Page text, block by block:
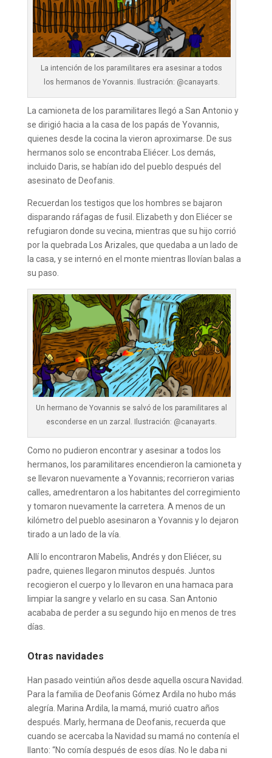
La intención de los paramilitares era asesinar a todos
los hermanos de Yovannis. Ilustración: @canayarts.
La camioneta de los paramilitares llegó a San Antonio y
se dirigió hacia a la casa de los papás de Yovannis,
quienes desde la cocina la vieron aproximarse. De sus
hermanos solo se encontraba Eliécer. Los demás,
incluido Daris, se habían ido del pueblo después del
asesinato de Deofanis.
Recuerdan los testigos que los hombres se bajaron
disparando ráfagas de fusil. Elizabeth y don Eliécer se
refugiaron donde su vecina, mientras que su hijo corrió
por la quebrada Los Arizales, que quedaba a un lado de
la casa, y se internó en el monte mientras llovían balas a
su paso.
Un hermano de Yovannis se salvó de los paramilitares al
esconderse en un zarzal. Ilustración: @canayarts.
Como no pudieron encontrar y asesinar a todos los
hermanos, los paramilitares encendieron la camioneta y
se llevaron nuevamente a Yovannis; recorrieron varias
calles, amedrentaron a los habitantes del corregimiento
y tomaron nuevamente la carretera. A menos de un
kilómetro del pueblo asesinaron a Yovannis y lo dejaron
tirado a un lado de la vía.
Allí lo encontraron Mabelis, Andrés y don Eliécer, su
padre, quienes llegaron minutos después. Juntos
recogieron el cuerpo y lo llevaron en una hamaca para
limpiar la sangre y velarlo en su casa. San Antonio
acababa de perder a su segundo hijo en menos de tres
días.
Otras navidades
Han pasado veintiún años desde aquella oscura Navidad.
Para la familia de Deofanis Gómez Ardila no hubo más
alegría. Marina Ardila, la mamá, murió cuatro años
después. Marly, hermana de Deofanis, recuerda que
cuando se acercaba la Navidad su mamá no contenía el
llanto: “No comía después de esos días. No le daba ni